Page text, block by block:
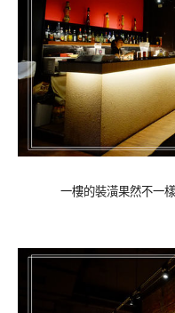
一樓的裝潢果然不一